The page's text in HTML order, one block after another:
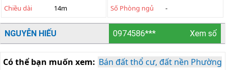
Chiều dài 14m Số Phòng ngủ -
NGUYỄN HIẾU 0974586*** Xem số
Có thể bạn muốn xem: Bán đất thổ cư, đất nền Phường